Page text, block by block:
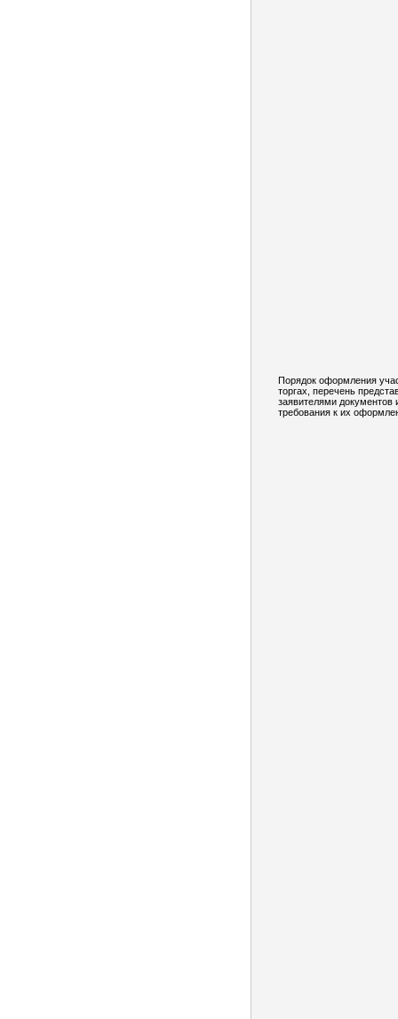
Порядок оформления
торгах, перечень
заявителями документов
требования к их